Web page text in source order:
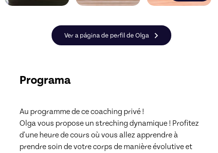
Ver a página de perfil de Olga
Programa
Au programme de ce coaching privé !
Olga vous propose un streching dynamique ! Profitez
d'une heure de cours où vous allez apprendre à
prendre soin de votre corps de manière évolutive et